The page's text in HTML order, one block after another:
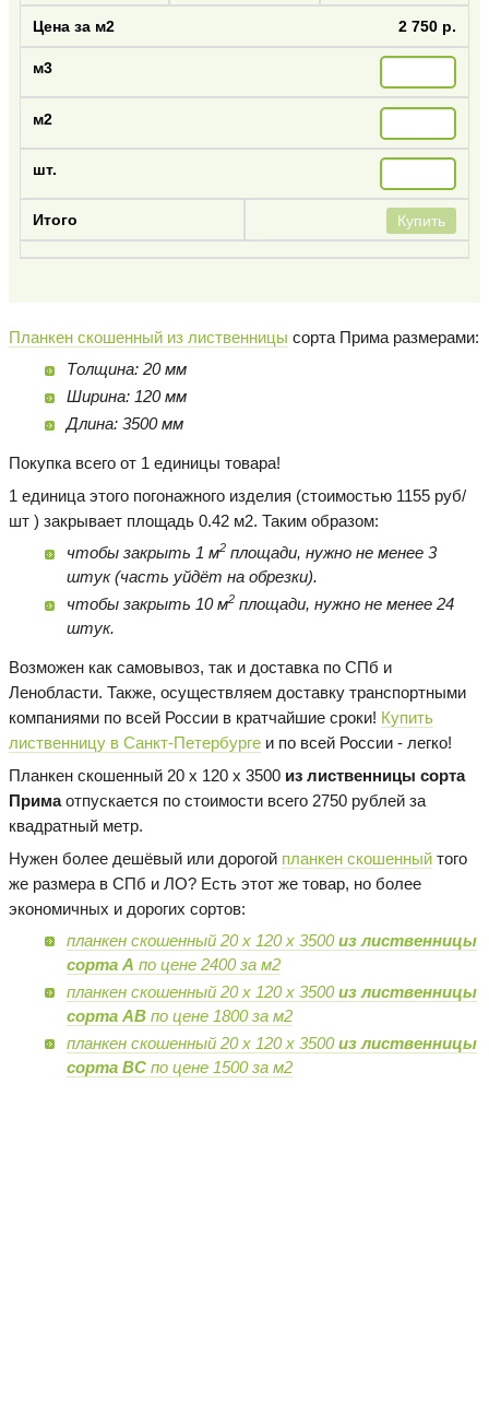
2 750 р.
Купить
Планкен скошенный из лиственницы сорта Прима размерами:
Толщина: 20 мм
Ширина: 120 мм
Длина: 3500 мм
Покупка всего от 1 единицы товара!
1 единица этого погонажного изделия (стоимостью 1155 руб/
шт ) закрывает площадь 0.42 м2. Таким образом:
чтобы закрыть 1 м2площади, нужно не менее 3
штук (часть уйдёт на обрезки).
чтобы закрыть 10 м2площади, нужно не менее 24
штук.
Возможен как самовывоз, так и доставка по СПб и
Ленобласти. Также, осуществляем доставку транспортными
компаниями по всей России в кратчайшие сроки! Купить
лиственницу в Санкт-Петербурге и по всей России - легко!
Планкен скошенный 20 х 120 х 3500 из лиственницы сорта
Примаотпускается по стоимости всего 2750 рублей за
квадратный метр.
Нужен более дешёвый или дорогой планкен скошенный того
же размера в СПб и ЛО? Есть этот же товар, но более
экономичных и дорогих сортов:
планкен скошенный 20 х 120 х 3500из лиственницы
сорта А по цене 2400 за м2
планкен скошенный 20 х 120 х 3500из лиственницы
сорта ABпо цене 1800 за м2
планкен скошенный 20 х 120 х 3500из лиственницы
сорта BCпо цене 1500 за м2